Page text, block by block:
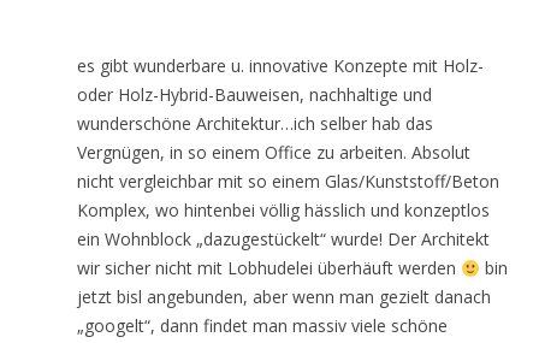
es gibt wunderbare u. innovative Konzepte mit Holz-
oder Holz-Hybrid-Bauweisen, nachhaltige und
wunderschöne Architektur…ich selber hab das
Vergnügen, in so einem Office zu arbeiten. Absolut
nicht vergleichbar mit so einem Glas/Kunststoff/Beton
Komplex, wo hintenbei völlig hässlich und konzeptlos
ein Wohnblock „dazugestückelt“ wurde! Der Architekt
wir sicher nicht mit Lobhudelei überhäuft werden
bin
jetzt bisl angebunden, aber wenn man gezielt danach
„googelt“, dann findet man massiv viele schöne